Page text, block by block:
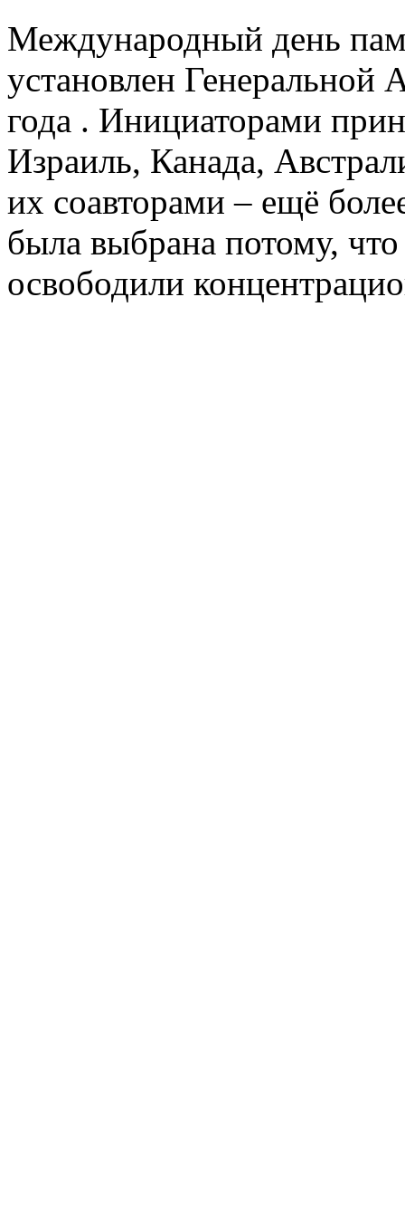
Международный день
установлен
года . Инициаторами
Израиль, Канада,
их соавторами – ещё
была выбрана потому, что
освободили